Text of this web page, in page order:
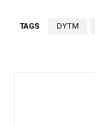
TAGS DYTM